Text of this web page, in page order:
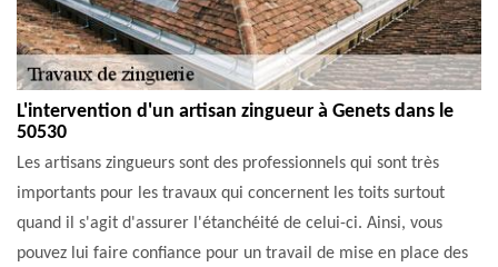
L'intervention d'un artisan zingueur à Genets dans le
50530
Les artisans zingueurs sont des professionnels qui sont très
importants pour les travaux qui concernent les toits surtout
quand il s'agit d'assurer l'étanchéité de celui-ci. Ainsi, vous
pouvez lui faire confiance pour un travail de mise en place des